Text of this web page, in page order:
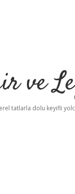
ve
tatlarla dolu keyifli